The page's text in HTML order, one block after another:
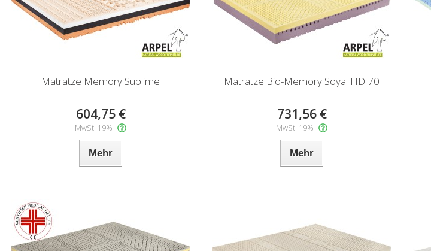
Matratze Memory Sublime
604,75 €
MwSt. 19%
Mehr
Matratze Bio-Memory Soyal HD 70
731,56 €
MwSt. 19%
Mehr